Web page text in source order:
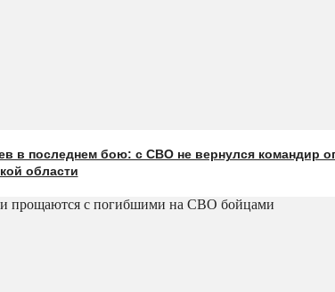
в последнем бою: с СВО не вернулся командир
области